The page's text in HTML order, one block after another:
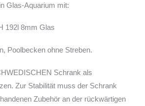
Glas-Aquarium mit:
192l 8mm Glas
Poolbecken ohne Streben.
Schrank als
Zur Stabilität muss der Schrank
Zubehör an der rückwärtigen